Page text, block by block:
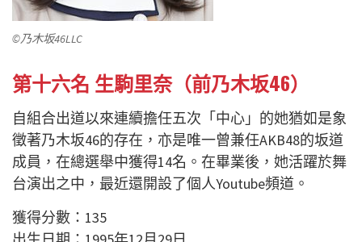
©乃木坂46LLC
第十六名 生駒里奈（前乃木坂46）
自組合出道以來連續擔任五次「中心」的她猶如是象
徵著乃木坂46的存在，亦是唯一曾兼任AKB48的坂道
成員，在總選舉中獲得14名。在畢業後，她活躍於舞
台演出之中，最近還開設了個人Youtube頻道。
獲得分數：135